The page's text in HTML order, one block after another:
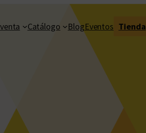
Catálogo BlogEventos Tienda